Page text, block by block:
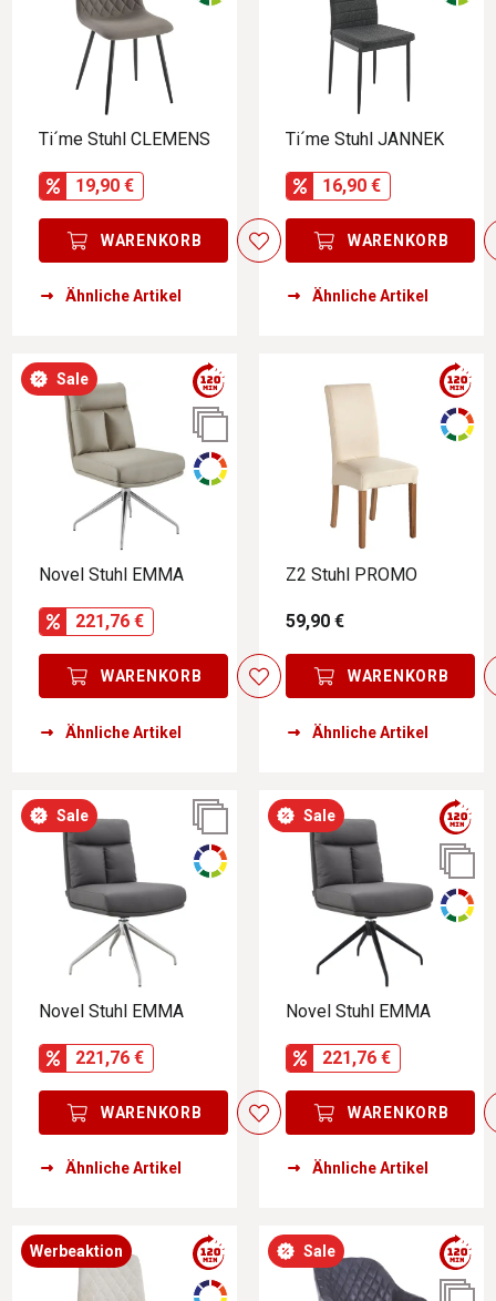
Ti´me Stuhl CLEMENS
19,90 €
WARENKORB
Ähnliche Artikel
Ti´me Stuhl JANNEK
16,90 €
WARENKORB
Ähnliche Artikel
Sale
Novel Stuhl EMMA
221,76 €
WARENKORB
Ähnliche Artikel
Z2 Stuhl PROMO
59,90 €
WARENKORB
Ähnliche Artikel
Sale
Novel Stuhl EMMA
221,76 €
WARENKORB
Ähnliche Artikel
Sale
Novel Stuhl EMMA
221,76 €
WARENKORB
Ähnliche Artikel
Werbeaktion Sale